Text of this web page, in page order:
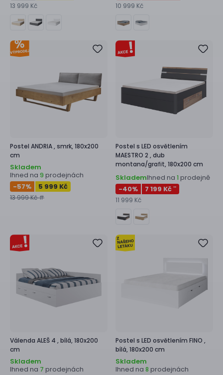
13 999 Kč 10 999 Kč
Postel ANDRIA ,smrk, 180x200
cm
Skladem
Ihned na 9 prodejnách
-57% 5 999 Kč
13 999 Kč #
Postel s LED osvětlením
MAESTRO 2 ,dub
montana/grafit, 180x200 cm
SklademIhned na 1 prodejně
-40% 7 199 Kč **
11 999 Kč
Válenda ALEŠ 4 , bílá, 180x200
cm
Skladem
Ihned na 7 prodejnách
Postel s LED osvětlením FINO ,
bílá, 180x200 cm
Skladem
Ihned na 8 prodejnách